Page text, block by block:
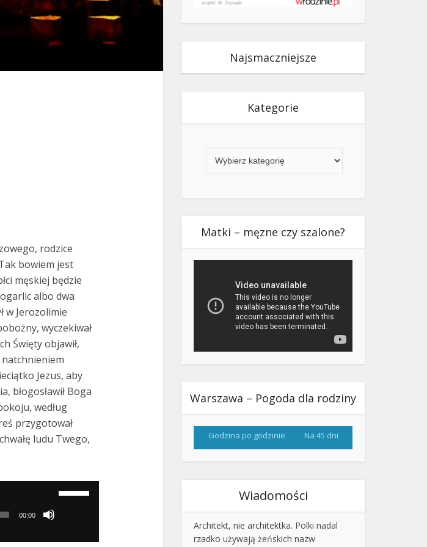
rodzice
bowiem jest
męskiej będzie
albo dwa
w Jerozolimie
wyczekiwał
Święty objawił,
Jezus, aby
błogosławił Boga
według
przygotował
ludu Twego,
00:00
Najsmaczniejsze
Kategorie
Matki – męzne czy szalone?
Warszawa – Pogoda dla rodziny
Godzina po godzinie Na 45 dni
Wiadomości
Architekt, nie architektka. Polki nadal
rzadko używają żeńskich nazw